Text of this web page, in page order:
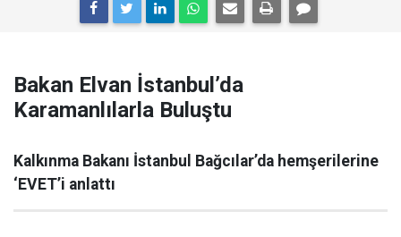
Bakan Elvan İstanbul’da
Karamanlılarla Buluştu
Kalkınma Bakanı İstanbul Bağcılar’da hemşerilerine
‘EVET’i anlattı